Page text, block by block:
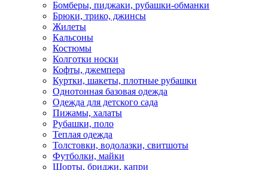
Бомберы, пиджаки, рубашки-обманки
Брюки, трико, джинсы
Жилеты
Кальсоны
Костюмы
Колготки носки
Кофты, джемпера
Куртки, шакеты, плотные рубашки
Однотонная базовая одежда
Одежда для детского сада
Пижамы, халаты
Рубашки, поло
Теплая одежда
Толстовки, водолазки, свитшоты
Футболки, майки
Шорты, бриджи, капри